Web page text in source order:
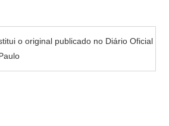
o original publicado no Diário Oficial